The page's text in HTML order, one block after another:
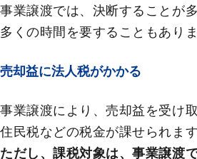
事業譲渡では、決断することが
多くの時間を要することもありま
売却益に法人税がかかる
事業譲渡により、売却益を受け
住民税などの税金が課せられます
ただし、課税対象は、事業譲渡